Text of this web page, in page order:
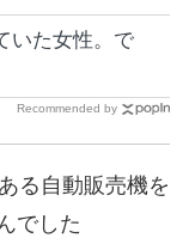
いた女性。で
Recommended by
る自動販売機を
でした